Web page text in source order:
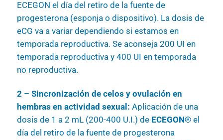
ECEGON el día del retiro de la fuente de
progesterona (esponja o dispositivo). La dosis de
eCG va a variar dependiendo si estamos en
temporada reproductiva. Se aconseja 200 UI en
temporada reproductiva y 400 UI en temporada
no reproductiva.
2 – Sincronización de celos y ovulación en
hembras en actividad sexual: Aplicación de una
dosis de 1 a 2 mL (200-400 U.I.) deECEGON®el
día del retiro de la fuente de progesterona